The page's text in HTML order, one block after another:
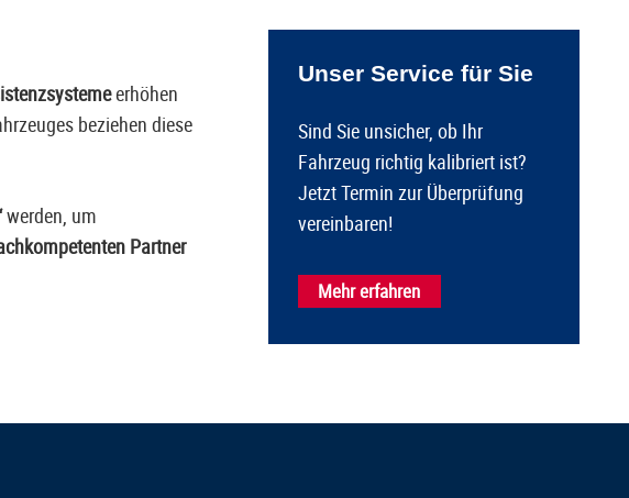
erhöhen
beziehen diese
werden, um
Partner
Unser Service für Sie
Sind Sie unsicher, ob Ihr
Fahrzeug richtig kalibriert ist?
Jetzt Termin zur Überprüfung
vereinbaren!
Mehr erfahren